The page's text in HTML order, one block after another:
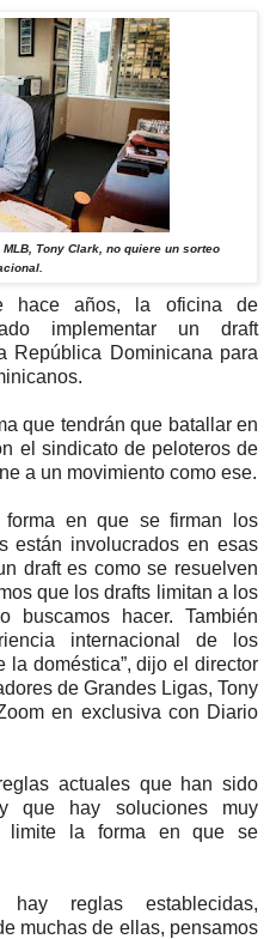
Tony Clark, no quiere un sorteo
hace años, la oficina de
implementar un draft
República Dominicana para
que tendrán que batallar en
el sindicato de peloteros de
a un movimiento como ese.
forma en que se firman los
están involucrados en esas
draft es como se resuelven
que los drafts limitan a los
hacer. También
internacional de los
la doméstica”, dijo el director
de Grandes Ligas, Tony
en exclusiva con Diario
actuales que han sido
que hay soluciones muy
limite la forma en que se
hay reglas establecidas,
muchas de ellas, pensamos